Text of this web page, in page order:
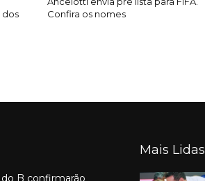
dos
Confira os nomes
do B confirmarão
Mais Lidas